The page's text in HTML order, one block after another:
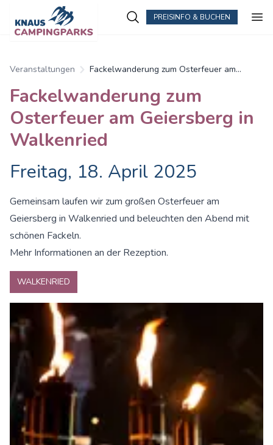
PREISINFO & BUCHEN
Veranstaltungen
Fackelwanderung zum Osterfeuer am
Fackelwanderung zum
Osterfeuer am Geiersberg in
Walkenried
Freitag, 18. April 2025
Gemeinsam laufen wir zum großen Osterfeuer am
Geiersberg in Walkenried und beleuchten den Abend mit
schönen Fackeln.
Mehr Informationen an der Rezeption.
WALKENRIED